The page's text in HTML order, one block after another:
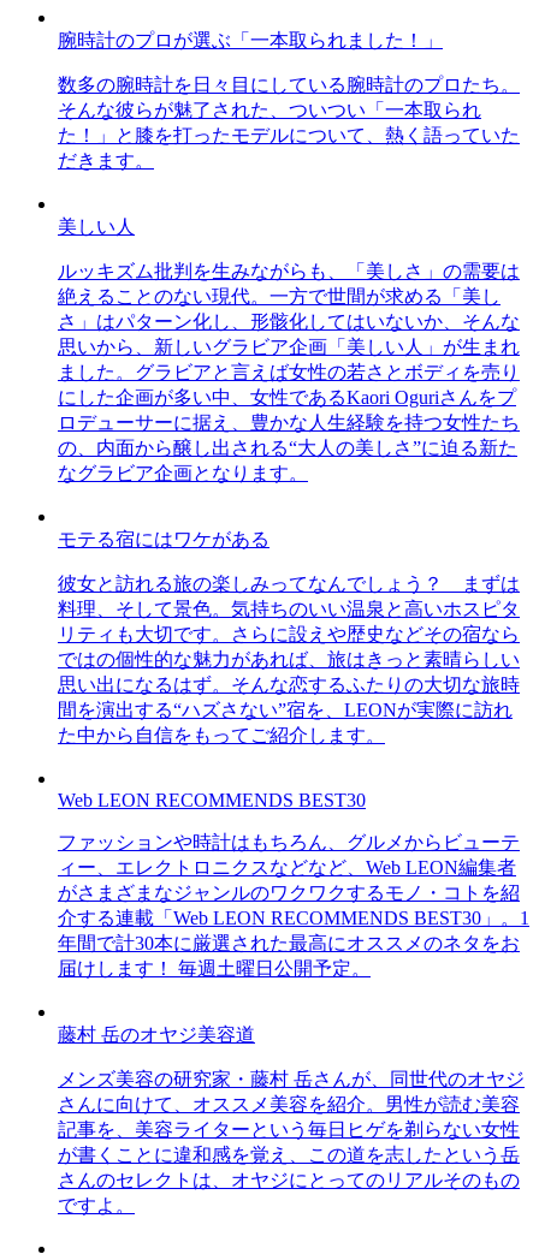
腕時計のプロが選ぶ「一本取られました！」
数多の腕時計を日々目にしている腕時計のプロたち。
そんな彼らが魅了された、ついつい「一本取られ
た！」と膝を打ったモデルについて、熱く語っていた
だきます。
美しい人
ルッキズム批判を生みながらも、「美しさ」の需要は
絶えることのない現代。一方で世間が求める「美し
さ」はパターン化し、形骸化してはいないか、そんな
思いから、新しいグラビア企画「美しい人」が生まれ
ました。グラビアと言えば女性の若さとボディを売り
にした企画が多い中、女性であるKaori Oguriさんをプ
ロデューサーに据え、豊かな人生経験を持つ女性たち
の、内面から醸し出される“大人の美しさ”に迫る新た
なグラビア企画となります。
モテる宿にはワケがある
彼女と訪れる旅の楽しみってなんでしょう？ まずは
料理、そして景色。気持ちのいい温泉と高いホスピタ
リティも大切です。さらに設えや歴史などその宿なら
ではの個性的な魅力があれば、旅はきっと素晴らしい
思い出になるはず。そんな恋するふたりの大切な旅時
間を演出する“ハズさない”宿を、LEONが実際に訪れ
た中から自信をもってご紹介します。
Web LEON RECOMMENDS BEST30
ファッションや時計はもちろん、グルメからビューテ
ィー、エレクトロニクスなどなど、Web LEON編集者
がさまざまなジャンルのワクワクするモノ・コトを紹
介する連載「Web LEON RECOMMENDS BEST30」。1
年間で計30本に厳選された最高にオススメのネタをお
届けします！ 毎週土曜日公開予定。
藤村 岳のオヤジ美容道
メンズ美容の研究家・藤村 岳さんが、同世代のオヤジ
さんに向けて、オススメ美容を紹介。男性が読む美容
記事を、美容ライターという毎日ヒゲを剃らない女性
が書くことに違和感を覚え、この道を志したという岳
さんのセレクトは、オヤジにとってのリアルそのもの
ですよ。